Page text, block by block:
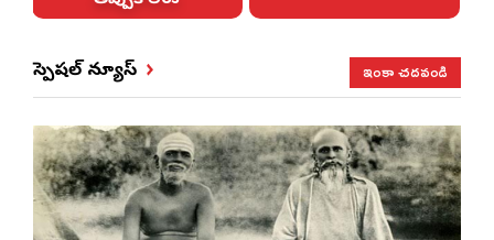
స్పెషల్ న్యూస్ ఇంకా చదవండి